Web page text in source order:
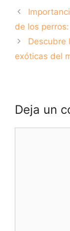
representar
riesgo para
humanos.
de los
Descubre
exóticas del
Deja un